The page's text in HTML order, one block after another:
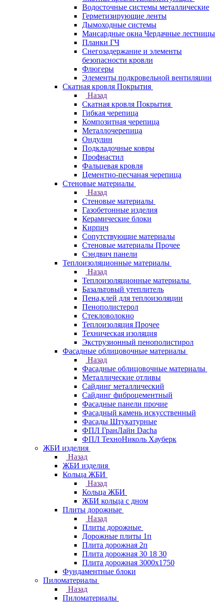
Водосточные системы металлические
Герметизирующие ленты
Дымоходные системы
Мансардные окна Чердачные лестницы
Планки ГЧ
Снегозадержание и элементы
безопасности кровли
Флюгеры
Элементы подкровельной вентиляции
Скатная кровля Покрытия
Назад
Скатная кровля Покрытия
Гибкая черепица
Композитная черепица
Металлочерепица
Ондулин
Подкладочные ковры
Профнастил
Фальцевая кровля
Цементно-песчаная черепица
Стеновые материалы
Назад
Стеновые материалы
Газобетонные изделия
Керамические блоки
Кирпич
Сопутствующие материалы
Стеновые материалы Прочее
Сэндвич панели
Теплоизоляционные материалы
Назад
Теплоизоляционные материалы
Базальтовый утеплитель
Пена,клей для теплоизоляции
Пенополистерол
Стекловолокно
Теплоизоляция Прочее
Техническая изоляция
Экструзионный пенополистирол
Фасадные облицовочные материалы
Назад
Фасадные облицовочные материалы
Металлические отливы
Сайдинг металлический
Сайдинг фиброцементный
Фасадные панели прочие
Фасадный камень искусственный
Фасады Штукатурные
ФПЛ ГранЛайн Dacha
ФПЛ ТехноНиколь Хауберк
ЖБИ изделия
Назад
ЖБИ изделия
Кольца ЖБИ
Назад
Кольца ЖБИ
ЖБИ кольца с дном
Плиты дорожные
Назад
Плиты дорожные
Дорожные плиты 1п
Плита дорожная 2п
Плита дорожная 30 18 30
Плита дорожная 3000х1750
Фундаментные блоки
Пиломатериалы
Назад
Пиломатериалы